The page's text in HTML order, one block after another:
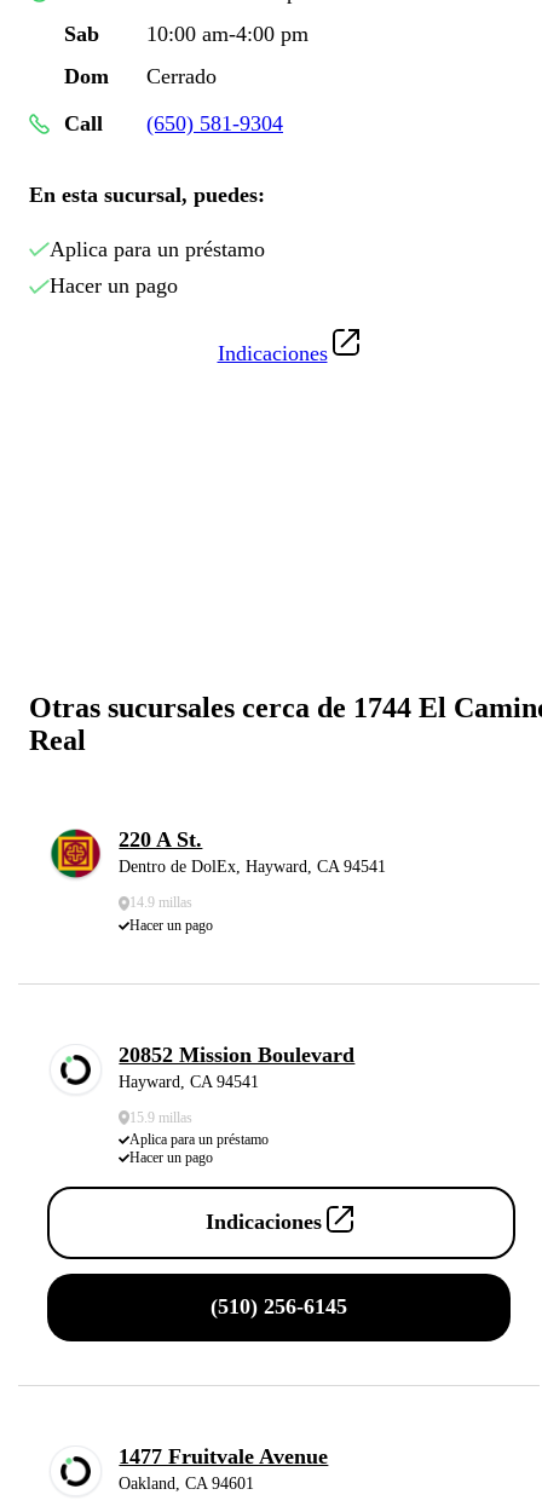
Sab
10:00 am-4:00 pm
Dom
Cerrado
Call
(650) 581-9304
En esta sucursal, puedes:
Aplica para un préstamo
Hacer un pago
Indicaciones
Otras sucursales cerca de 1744 El
Real
220 A St.
Dentro de DolEx, Hayward, CA 94541
14.9 millas
Hacer un pago
20852 Mission Boulevard
Hayward, CA 94541
15.9 millas
Aplica para un préstamo
Hacer un pago
Indicaciones
(510) 256-6145
1477 Fruitvale Avenue
Oakland, CA 94601